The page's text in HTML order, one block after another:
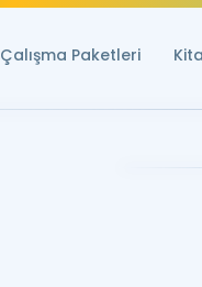
Çalışma Paketleri